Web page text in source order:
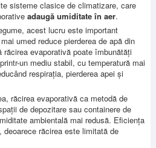
sisteme clasice de climatizare, care
adaugă umiditate în aer.
acest lucru este important
umed reduce pierderea de apă din
evaporativă poate îmbunătăți
un mediu stabil, cu temperatură mai
respirația, pierderea apei și
răcirea evaporativă ca metodă de
de depozitare sau containere de
ambientală mai redusă. Eficiența
răcirea este limitată de